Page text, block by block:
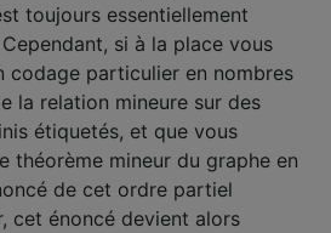
toujours essentiellement
Cependant, si à la place vous
codage particulier en nombres
la relation mineure sur des
étiquetés, et que vous
théorème mineur du graphe en
de cet ordre partiel
cet énoncé devient alors